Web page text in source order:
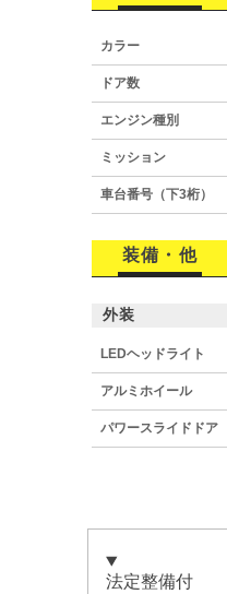
カラー
ドア数
エンジン種別
ミッション
車台番号（下3桁）
装備・他
外装
LEDヘッドライト
アルミホイール
パワースライドドア
法定整備付